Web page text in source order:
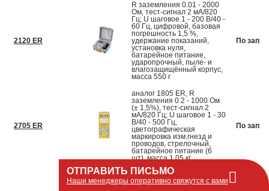
2120 ER
R заземления 0.01 - 2000
Ом, тест-сигнал 2 мА/820
Гц; U шаговое 1 - 200 В/40 -
60 Гц, цифровой, базовая
погрешность 1,5 %,
удержание показаний,
установка нуля,
батарейное питание,
ударопрочный, пыле- и
влагозащищённый корпус,
масса 550 г
По
2705 ER
аналог 1805 ER, R
заземления 0.2 - 1000 Ом
(± 1,5%), тест-сигнал 2
мА/820 Гц; U шаговое 1 - 30
В/40 - 500 Гц,
цветографическая
маркировка изм.гнезд и
проводов, стрелочный,
батарейное питание (6
шт), масса 1,05 кг
По
аналог 1820 ER, R
заземления 0.01 - 2000 Ом,
ОТПРАВИТЬ ПИСЬМО
Наши менеджеры оперативно свяжутся с вами